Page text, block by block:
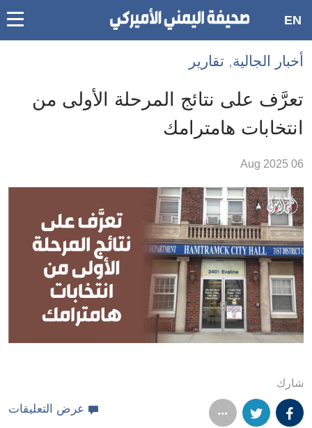
Accessibility
links
الرئيسي
الأقسام
Skip
to
Search
EN
أخبار الجالية, تقارير
تعرَّف على نتائج المرحلة الأولى من
انتخابات هامترامك
06 Aug 2025
شارك
عرض التعليقات